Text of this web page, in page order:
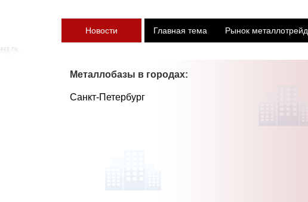
Новости Главная тема Рынок
Металлобазы в городах:
Санкт-Петербург